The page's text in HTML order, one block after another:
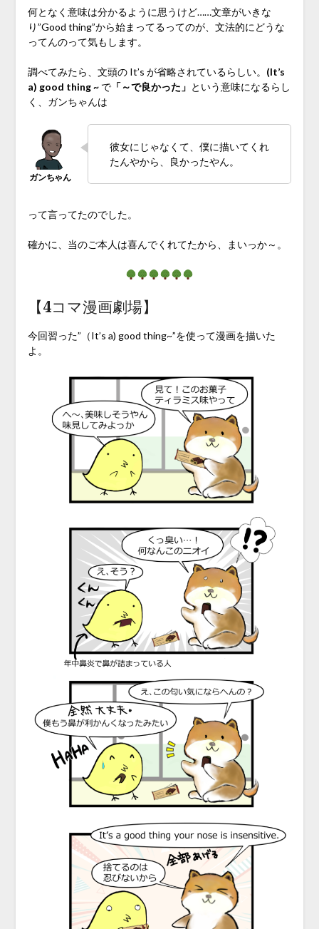
何となく意味は分かるように思うけど……文章がいきな
り”Good thing”から始まってるってのが、文法的にどうな
ってんのって気もします。
調べてみたら、文頭の It’s が省略されているらしい。 (It’s
a) good thing ~で「～で良かった」 という意味になるらし
く、ガンちゃんは
彼女にじゃなくて、僕に描いてくれ
たんやから、良かったやん。
って言ってたのでした。
確かに、当のご本人は喜んでくれてたから、まいっか～。
【4コマ漫画劇場】
今回習った”（It’s a) good thing~”を使って漫画を描いた
よ。